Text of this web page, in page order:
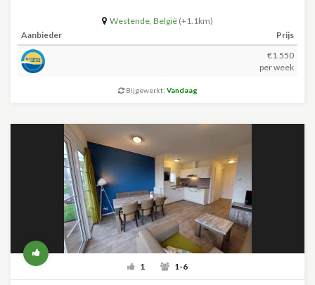
Westende, België (+1.1km)
Aanbieder
Prijs
€1.550
per week
Bijgewerkt: Vandaag
1 1-6